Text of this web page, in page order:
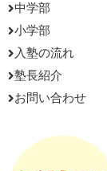
中学部
小学部
入塾の流れ
塾長紹介
お問い合わせ